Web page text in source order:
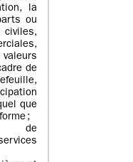
la
ou
civiles,
de
que
;
de